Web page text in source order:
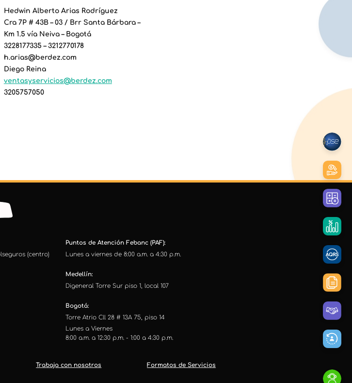
Hedwin Alberto Arias Rodríguez
Cra 7P # 43B – 03 / Brr Santa Bárbara –
Km 1.5 vía Neiva – Bogotá
3228177335 – 3212770178
h.arias@berdez.com
Diego Reina
ventasyservicios@berdez.com
3205757050
(centro)
Puntos de Atención Febanc (PAF):
Lunes a viernes de 8:00 a.m. a 4:30 p.m.
Medellín:
Digeneral Torre Sur piso 1, local 107
Bogotá:
Torre Atrio Cll 28 # 13A 75, piso 14
Lunes a Viernes
8:00 a.m. a 12:30 p.m. - 1:00 a 4:30 p.m.
Trabaja con nosotros Formatos de Servicios